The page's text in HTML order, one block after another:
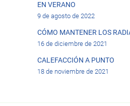
EN VERANO
9 de agosto de 2022
CÓMO MANTENER LOS
16 de diciembre de 2021
CALEFACCIÓN A PUNTO
18 de noviembre de 2021